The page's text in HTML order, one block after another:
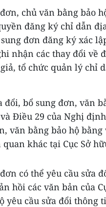
chủ văn bằng bảo
đăng ký chỉ dẫn
đơn đăng ký xác
nhận các thay đổi về
tổ chức quản lý chỉ
đổi, bổ sung đơn, văn
Điều 29 của Nghị
văn bằng bảo hộ
khác tại Cục Sở
có thể yêu cầu sửa
hồi các văn bản của
yêu cầu sửa đổi thông